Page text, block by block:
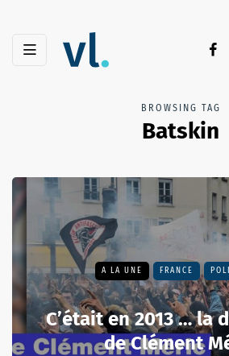
BROWSING TAG
Batskin
A LA UNE FRANCE
C’était en 2013 … la
de Clément